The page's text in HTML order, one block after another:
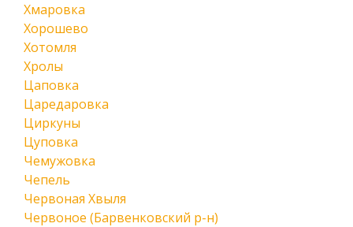
Хмаровка
Хорошево
Хотомля
Хролы
Цаповка
Царедаровка
Циркуны
Цуповка
Чемужовка
Чепель
Червоная Хвыля
Червоное (Барвенковский р-н)